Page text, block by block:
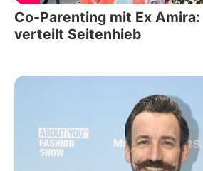
Co-Parenting mit Ex
verteilt Seitenhieb